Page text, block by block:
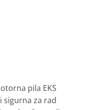
pila EKS
sigurna za rad